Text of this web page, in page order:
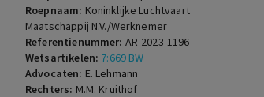
Roepnaam: Koninklijke Luchtvaart
Maatschappij N.V./Werknemer
Referentienummer: AR-2023-1196
Wetsartikelen: 7:669 BW
Advocaten: E. Lehmann
Rechters: M.M. Kruithof